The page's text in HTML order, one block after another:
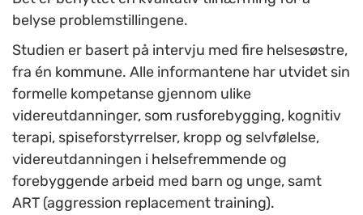
belyse problemstillingene.
Studien er basert på intervju med fire helsesøstre,
fra én kommune. Alle informantene har utvidet sin
formelle kompetanse gjennom ulike
videreutdanninger, som rusforebygging, kognitiv
terapi, spiseforstyrrelser, kropp og selvfølelse,
videreutdanningen i helsefremmende og
forebyggende arbeid med barn og unge, samt
ART (aggression replacement training).